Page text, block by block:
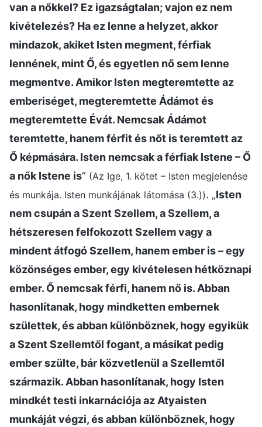
van a nőkkel? Ez igazságtalan; vajon ez nem
kivételezés? Ha ez lenne a helyzet, akkor
mindazok, akiket Isten megment, férfiak
lennének, mint Ő, és egyetlen nő sem lenne
megmentve. Amikor Isten megteremtette az
emberiséget, megteremtette Ádámot és
megteremtette Évát. Nemcsak Ádámot
teremtette, hanem férfit és nőt is teremtett az
Ő képmására. Isten nemcsak a férfiak Istene – Ő
a nők Istene is” (Az Ige, 1. kötet – Isten megjelenése
és munkája. Isten munkájának látomása (3.)). „Isten
nem csupán a Szent Szellem, a Szellem, a
hétszeresen felfokozott Szellem vagy a
mindent átfogó Szellem, hanem ember is – egy
közönséges ember, egy kivételesen hétköznapi
ember. Ő nemcsak férfi, hanem nő is. Abban
hasonlítanak, hogy mindketten embernek
születtek, és abban különböznek, hogy egyikük
a Szent Szellemtől fogant, a másikat pedig
ember szülte, bár közvetlenül a Szellemtől
származik. Abban hasonlítanak, hogy Isten
mindkét testi inkarnációja az Atyaisten
munkáját végzi, és abban különböznek, hogy